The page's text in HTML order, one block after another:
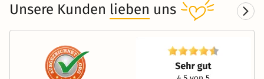
Unsere Kunden lieben uns